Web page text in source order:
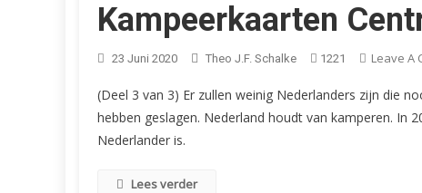
Kampeerkaarten
23 Juni 2020 Theo J.F. Schalke 1221 Leave A
(Deel 3 van 3) Er zullen weinig Nederlanders zijn die
hebben geslagen. Nederland houdt van kamperen. In
Nederlander is.
Lees verder